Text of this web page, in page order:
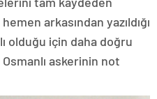
arkasından yazıldığı
olduğu için daha doğru
askerinin not